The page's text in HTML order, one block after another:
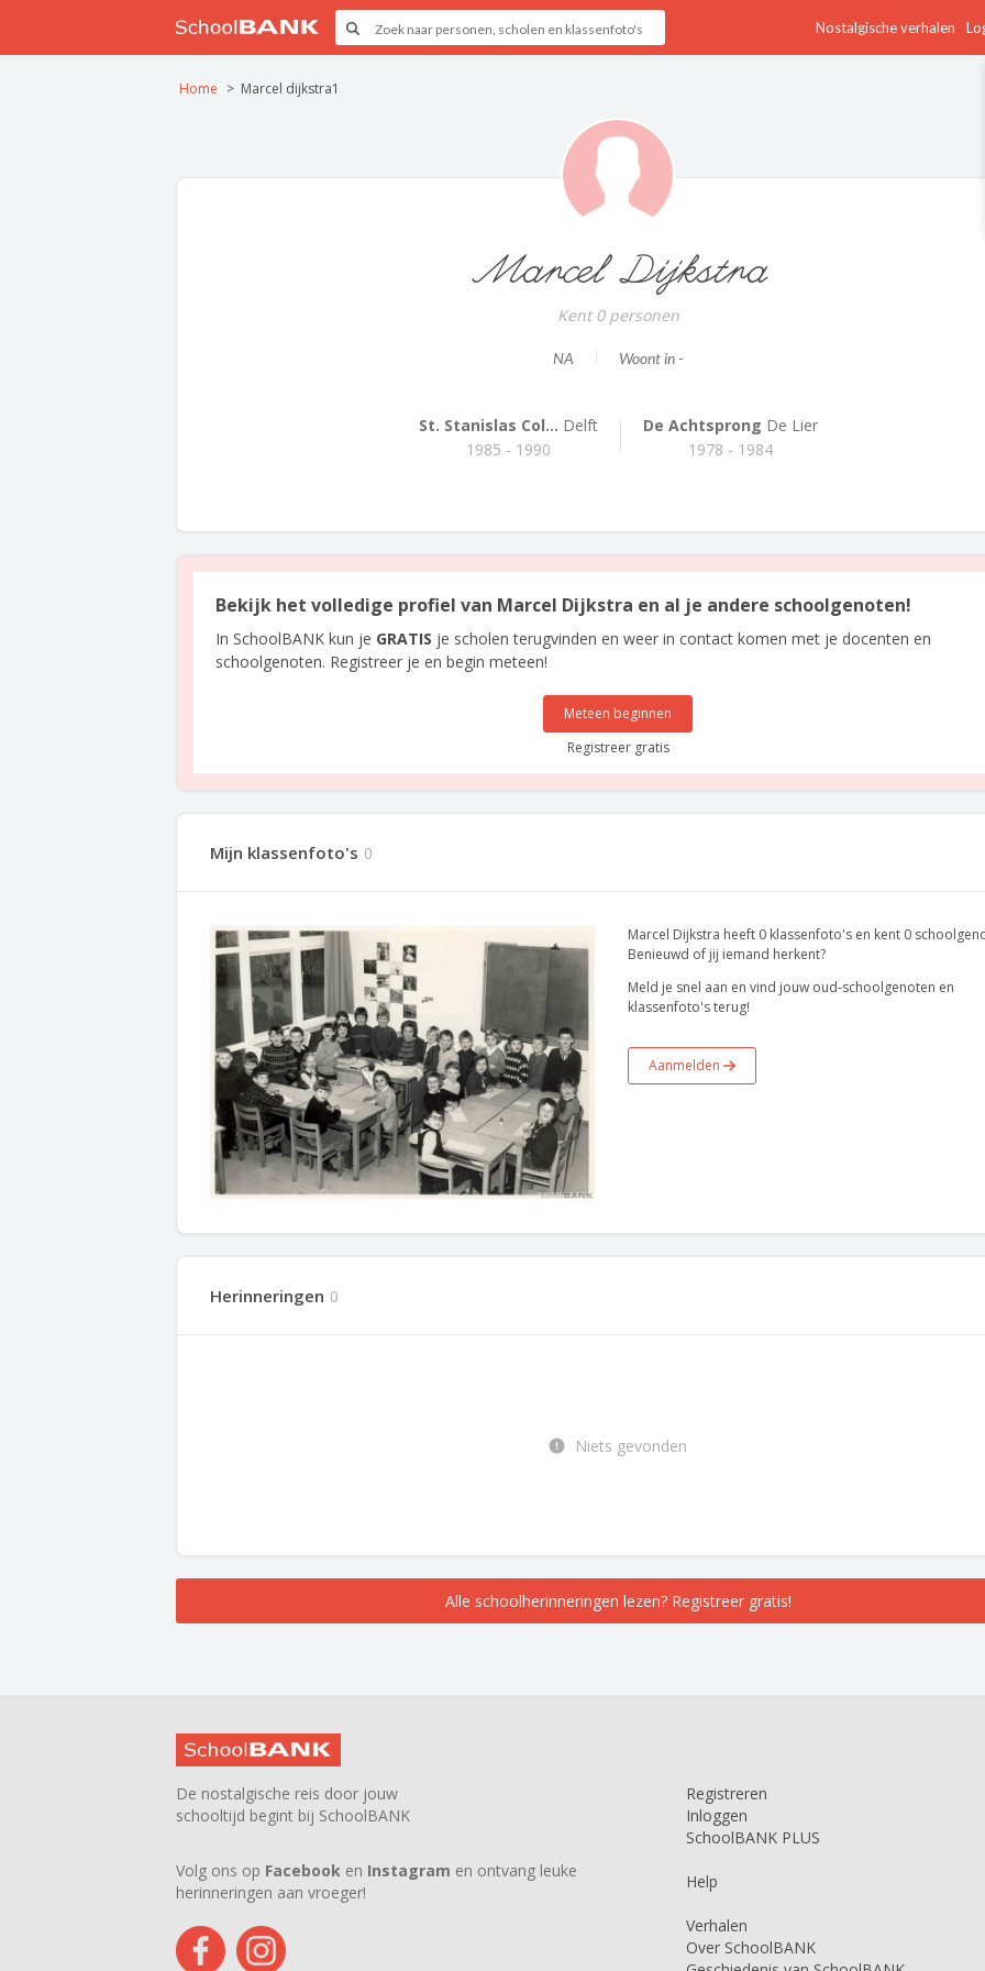
Nostalgische verhalen
Home Marcel dijkstra1
Marcel Dijkstra
Kent 0 personen
NA Woont in -
St. Stanislas Col... Delft
1985 - 1990
De Achtsprong De Lier
1978 - 1984
Bekijk het volledige profiel van Marcel Dijkstra en al je andere schoolgenoten!
In SchoolBANK kun je GRATIS je scholen terugvinden en weer in contact komen met je docenten en
schoolgenoten. Registreer je en begin meteen!
Meteen beginnen
Registreer gratis
Mijn klassenfoto's 0
Marcel Dijkstra heeft 0 klassenfoto's en kent 0
Benieuwd of jij iemand herkent?
Meld je snel aan en vind jouw oud-schoolgenoten en
klassenfoto's terug!
Aanmelden
Herinneringen 0
Niets gevonden
Alle schoolherinneringen lezen? Registreer gratis!
De nostalgische reis door jouw
schooltijd begint bij SchoolBANK
Volg ons op Facebook en Instagram en ontvang leuke
herinneringen aan vroeger!
Registreren
Inloggen
SchoolBANK PLUS
Help
Verhalen
Over SchoolBANK